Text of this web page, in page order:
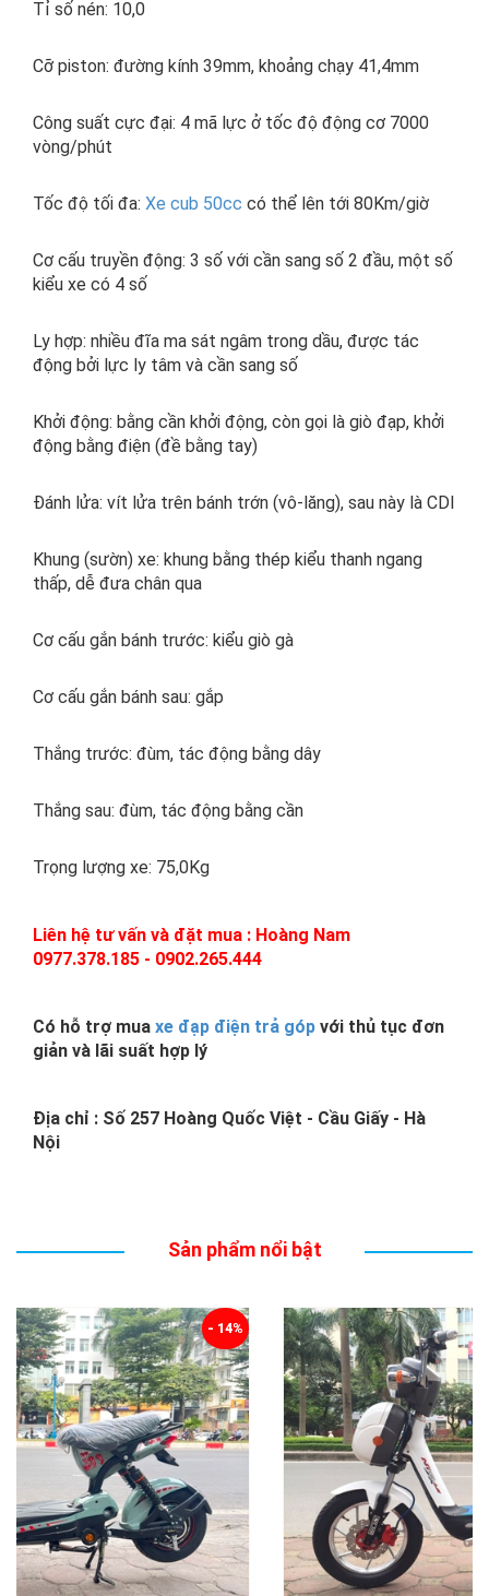
Tỉ số nén: 10,0
Cỡ piston: đường kính 39mm, khoảng chạy 41,4mm
Công suất cực đại: 4 mã lực ở tốc độ động cơ 7000
vòng/phút
Tốc độ tối đa: Xe cub 50cc có thể lên tới 80Km/giờ
Cơ cấu truyền động: 3 số với cần sang số 2 đầu, một số
kiểu xe có 4 số
Ly hợp: nhiều đĩa ma sát ngâm trong dầu, được tác
động bởi lực ly tâm và cần sang số
Khởi động: bằng cần khởi động, còn gọi là giò đạp, khởi
động bằng điện (đề bằng tay)
Đánh lửa: vít lửa trên bánh trớn (vô-lăng), sau này là CDI
Khung (sườn) xe: khung bằng thép kiểu thanh ngang
thấp, dễ đưa chân qua
Cơ cấu gắn bánh trước: kiểu giò gà
Cơ cấu gắn bánh sau: gắp
Thắng trước: đùm, tác động bằng dây
Thắng sau: đùm, tác động bằng cần
Trọng lượng xe: 75,0Kg
Liên hệ tư vấn và đặt mua : Hoàng Nam
0977.378.185 - 0902.265.444
Có hỗ trợ mua xe đạp điện trả góp với thủ tục đơn
giản và lãi suất hợp lý
Địa chỉ : Số 257 Hoàng Quốc Việt - Cầu Giấy - Hà
Nội
Sản phẩm nổi bật
- 12%